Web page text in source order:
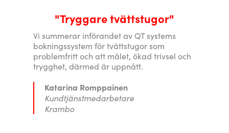
"Tryggare tvättstugor"
Vi summerar införandet av QT systems
bokningssystem för tvättstugor som
problemfritt och att målet, ökad trivsel och
trygghet, därmed är uppnått.
Katarina Romppainen
Kundtjänstmedarbetare
Krambo